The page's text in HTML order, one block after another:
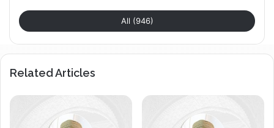
All (946)
Related Articles